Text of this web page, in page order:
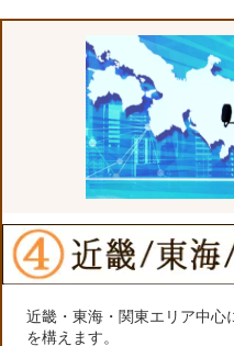
近畿・東海・関東エリア中心
を構えます。